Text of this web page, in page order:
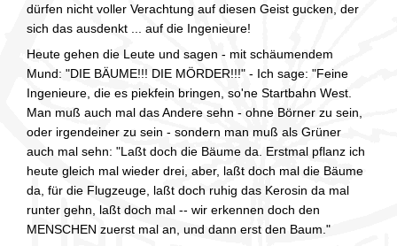
dürfen nicht voller Verachtung auf diesen Geist gucken, der
sich das ausdenkt ... auf die Ingenieure!
Heute gehen die Leute und sagen - mit schäumendem
Mund: "DIE BÄUME!!! DIE MÖRDER!!!" - Ich sage: "Feine
Ingenieure, die es piekfein bringen, so'ne Startbahn West.
Man muß auch mal das Andere sehn - ohne Börner zu sein,
oder irgendeiner zu sein - sondern man muß als Grüner
auch mal sehn: "Laßt doch die Bäume da. Erstmal pflanz ich
heute gleich mal wieder drei, aber, laßt doch mal die Bäume
da, für die Flugzeuge, laßt doch ruhig das Kerosin da mal
runter gehn, laßt doch mal -- wir erkennen doch den
MENSCHEN zuerst mal an, und dann erst den Baum."